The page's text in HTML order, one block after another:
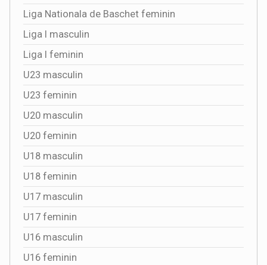
Liga Nationala de Baschet feminin
Liga I masculin
Liga I feminin
U23 masculin
U23 feminin
U20 masculin
U20 feminin
U18 masculin
U18 feminin
U17 masculin
U17 feminin
U16 masculin
U16 feminin